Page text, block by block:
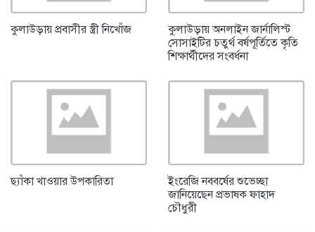
কুলাউড়ায় প্রবাসীর স্ত্রী নিখোঁজ
কুলাউড়ায় অনলাইন জার্নালিস্ট
সোসাইটির চতুর্থ বর্ষপূর্তিতে কৃতি
শিক্ষার্থীদের সংবর্ধনা
ছ্যাঁকা খাওয়ার উপকারিতা
ইংরেজি নববর্ষের শুভেচ্ছা
জানিয়েছেন প্রভাষক ফাহাদ
চৌধুরী